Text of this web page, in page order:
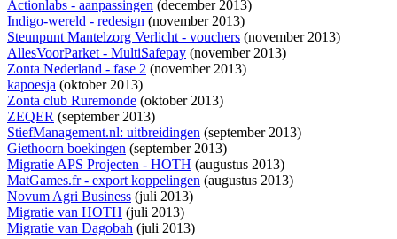
Actionlabs - aanpassingen (december 2013)
Indigo-wereld - redesign (november 2013)
Steunpunt Mantelzorg Verlicht - vouchers (november 2013)
AllesVoorParket - MultiSafepay (november 2013)
Zonta Nederland - fase 2 (november 2013)
kapoesja (oktober 2013)
Zonta club Ruremonde (oktober 2013)
ZEQER (september 2013)
StiefManagement.nl: uitbreidingen (september 2013)
Giethoorn boekingen (september 2013)
Migratie APS Projecten - HOTH (augustus 2013)
MatGames.fr - export koppelingen (augustus 2013)
Novum Agri Business (juli 2013)
Migratie van HOTH (juli 2013)
Migratie van Dagobah (juli 2013)